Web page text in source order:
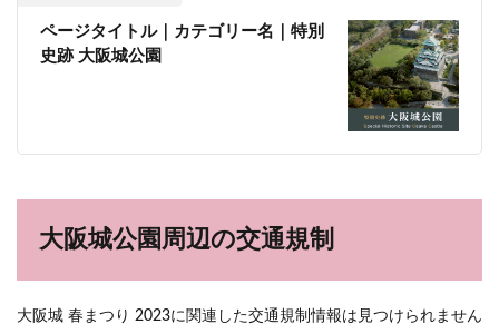
ページタイトル｜カテゴリー名｜特別
史跡 大阪城公園
大阪城公園周辺の交通規制
大阪城 春まつり 2023に関連した交通規制情報は見つけられません